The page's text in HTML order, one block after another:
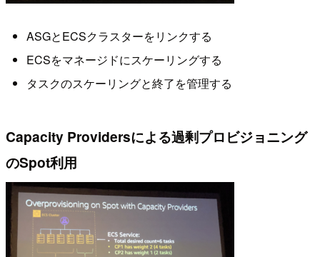
ASGとECSクラスターをリンクする
ECSをマネージドにスケーリングする
タスクのスケーリングと終了を管理する
Capacity Providersによる過剰プロビジョニング
のSpot利用